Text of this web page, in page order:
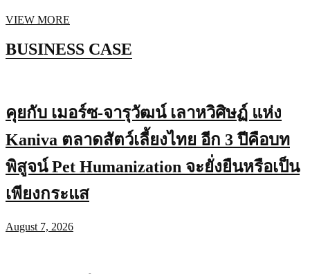
VIEW MORE
BUSINESS CASE
คุยกับ เมอร์ซ-จารุวัฒน์ เลาหวิศิษฏ์ แห่ง
Kaniva ตลาดสัตว์เลี้ยงไทย อีก 3 ปีคือบท
พิสูจน์ Pet Humanization จะยั่งยืนหรือเป็น
เพียงกระแส
August 7, 2026